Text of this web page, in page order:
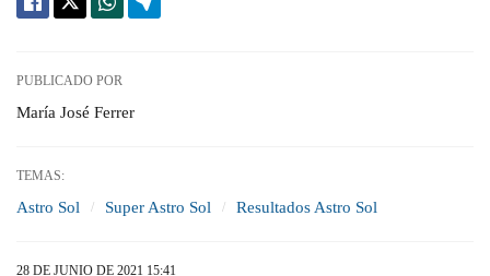
PUBLICADO POR
María José Ferrer
TEMAS:
Astro Sol Super Astro Sol Resultados Astro Sol
28 DE JUNIO DE 2021 15:41